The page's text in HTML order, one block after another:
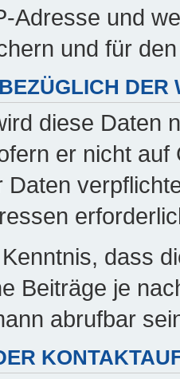
Adresse und
und für
DER
diese Daten
er nicht
Daten
dass
Beiträge je
abrufbar